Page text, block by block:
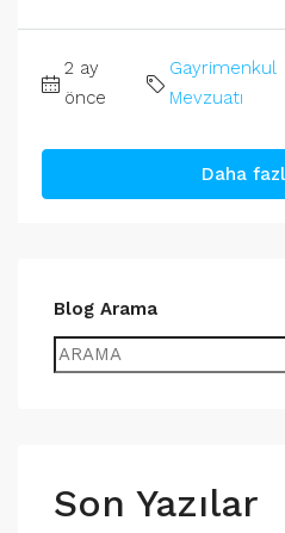
2 ay
önce
Gayrimenkul
Mevzuatı
Daha
Blog Arama
Son Yazılar